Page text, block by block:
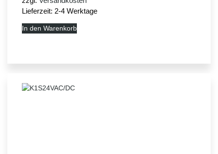
Lieferzeit: 2-4 Werktage
In den Warenkorb